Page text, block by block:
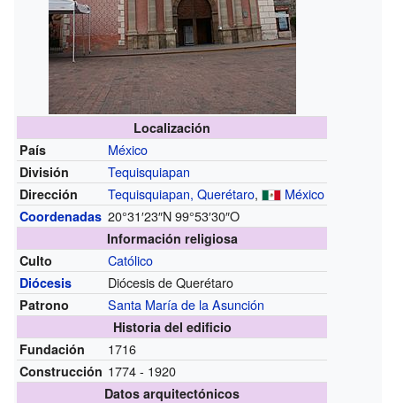
Localización
País
México
División Tequisquiapan
Dirección Tequisquiapan, Querétaro, México
Coordenadas 20°31′23″N99°53′30″O
Información religiosa
Culto
Católico
Diócesis Diócesis de Querétaro
Patrono Santa María de la Asunción
Historia del edificio
Fundación
1716
Construcción 1774 - 1920
Datos arquitectónicos